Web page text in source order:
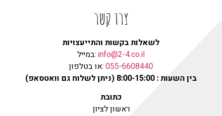
צרו קשר
לשאלות בקשות והתייעצויות
info@2-4.co.il :במייל
055-6608440 :או בטלפון
בין השעות : 8:00-15:00 (ניתן לשלוח גם וואטסאפ)
כתובת
ראשון לציון